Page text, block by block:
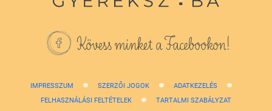
Kövess minket a Facebookon!
IMPRESSZUM SZERZŐI JOGOK
ADATKEZELÉS
FELHASZNÁLÁSI FELTÉTELEK
TARTALMI SZABÁLYZAT